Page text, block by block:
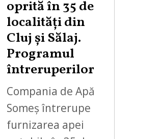
oprită în 35 de
localități din
Cluj și Sălaj.
Programul
întreruperilor
Compania de Apă
Someș întrerupe
furnizarea apei